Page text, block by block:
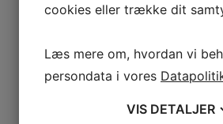
Æresmedlemmer
medlemmer blev udnævnt som
cookies eller trække dit
Læs mere om, hvordan vi
persondata i vores
VIS DETALJER